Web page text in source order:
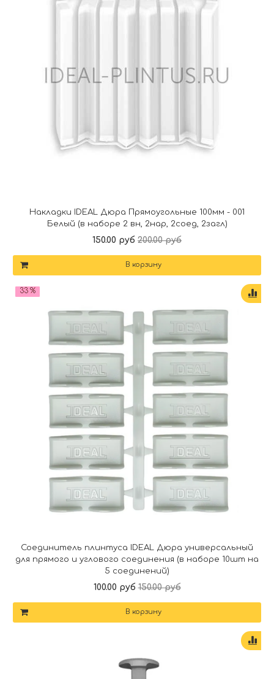
Накладки IDEAL Дюра Прямоугольные 100мм - 001
Белый (в наборе 2 вн, 2нар, 2соед, 2загл)
150.00 руб 200.00 руб
В корзину
33 %
Соединитель плинтуса IDEAL Дюра универсальный
для прямого и углового соединения (в наборе 10шт на
5 соединений)
100.00 руб 150.00 руб
В корзину